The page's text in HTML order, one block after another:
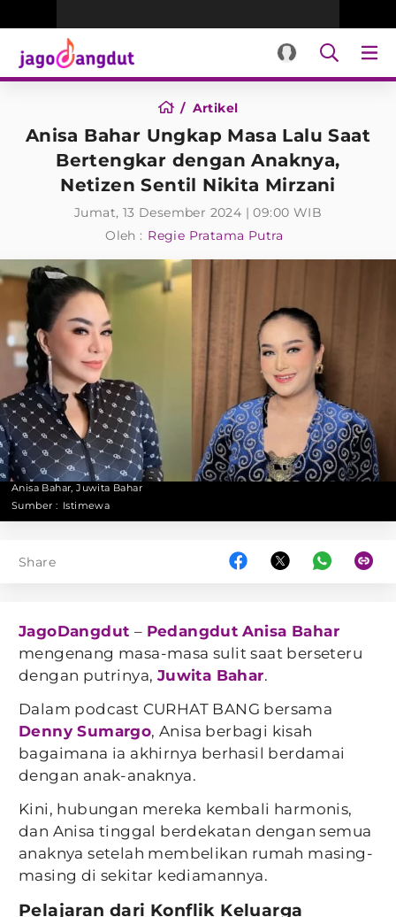
Artikel
Anisa Bahar Ungkap Masa Lalu Saat
Bertengkar dengan Anaknya,
Netizen Sentil Nikita Mirzani
Jumat, 13 Desember 2024 | 09:00 WIB
Oleh : Regie Pratama Putra
Anisa Bahar, Juwita Bahar
Sumber : Istimewa
Share
JagoDangdut – Pedangdut Anisa Bahar
mengenang masa-masa sulit saat berseteru
dengan putrinya, Juwita Bahar.
Dalam podcast CURHAT BANG bersama
Denny Sumargo, Anisa berbagi kisah
bagaimana ia akhirnya berhasil berdamai
dengan anak-anaknya.
Kini, hubungan mereka kembali harmonis,
dan Anisa tinggal berdekatan dengan semua
anaknya setelah membelikan rumah masing-
masing di sekitar kediamannya.
Pelajaran dari Konflik Keluarga